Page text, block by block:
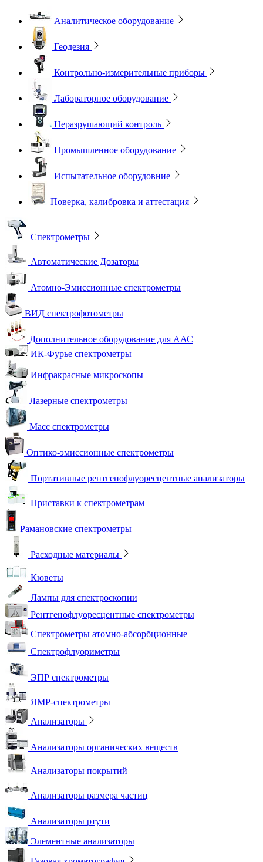
Аналитическое оборудование
Геодезия
Контрольно-измерительные приборы
Лабораторное оборудование
Неразрушающий контроль
Промышленное оборудование
Испытательное оборудовние
Поверка, калибровка и аттестация
Спектрометры
Автоматические Дозаторы
Атомно-Эмиссионные спектрометры
ВИД спектрофотометры
Дополнительное оборудование для ААС
ИК-Фурье спектрометры
Инфракрасные микроскопы
Лазерные спектрометры
Масс спектрометры
Оптико-эмиссионные спектрометры
Портативные рентгенофлуоресцентные анализаторы
Приставки к спектрометрам
Рамановские спектрометры
Расходные материалы
Кюветы
Лампы для спектроскопии
Рентгенофлуоресцентные спектрометры
Спектрометры атомно-абсорбционные
Спектрофлуориметры
ЭПР спектрометры
ЯМР-спектрометры
Анализаторы
Анализаторы органических веществ
Анализаторы покрытий
Анализаторы размера частиц
Анализаторы ртути
Элементные анализаторы